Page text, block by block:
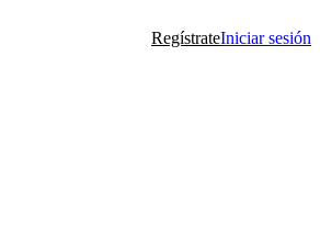
RegístrateIniciar sesión